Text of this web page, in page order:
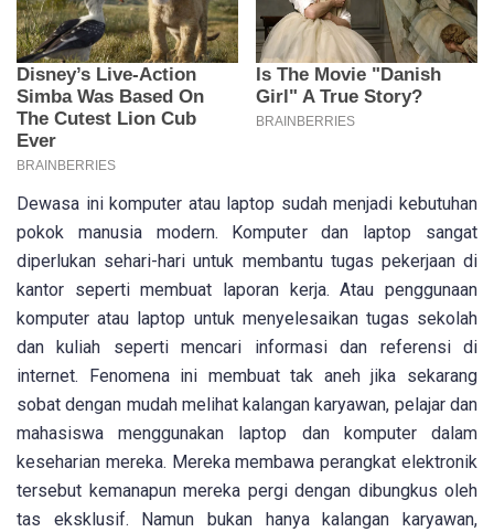
Dewasa ini komputer atau laptop sudah menjadi kebutuhan
pokok manusia modern. Komputer dan laptop sangat
diperlukan sehari-hari untuk membantu tugas pekerjaan di
kantor seperti membuat laporan kerja. Atau penggunaan
komputer atau laptop untuk menyelesaikan tugas sekolah
dan kuliah seperti mencari informasi dan referensi di
internet. Fenomena ini membuat tak aneh jika sekarang
sobat dengan mudah melihat kalangan karyawan, pelajar dan
mahasiswa menggunakan laptop dan komputer dalam
keseharian mereka. Mereka membawa perangkat elektronik
tersebut kemanapun mereka pergi dengan dibungkus oleh
tas eksklusif. Namun bukan hanya kalangan karyawan,